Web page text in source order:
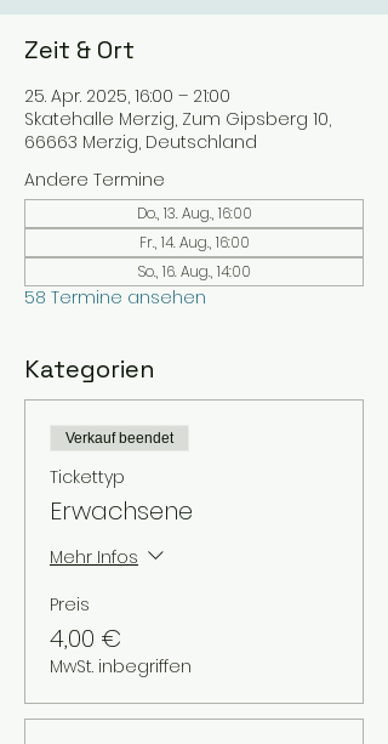
Zeit & Ort
25. Apr. 2025, 16:00 – 21:00
Skatehalle Merzig, Zum Gipsberg 10,
66663 Merzig, Deutschland
Andere Termine
Do., 13. Aug., 16:00
Fr., 14. Aug., 16:00
So., 16. Aug., 14:00
58 Termine ansehen
Kategorien
Verkauf beendet
Tickettyp
Erwachsene
Mehr Infos
Preis
4,00 €
MwSt. inbegriffen